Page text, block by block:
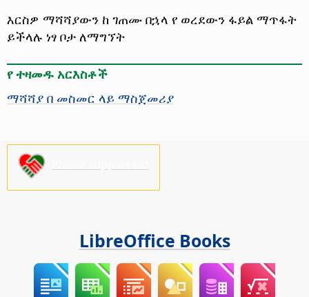
እርስዎ ማሻሻያውን ከ ገጠሙ በኋላ የ ወረደውን ፋይል ማጥፋት
ይችላሉ ነፃ ቦታ ለማግኘት
የ ተዛመዱ አርእስቶች
ማሻሻያ በ መስመር ላይ ማስጀመሪያ
LibreOffice Books